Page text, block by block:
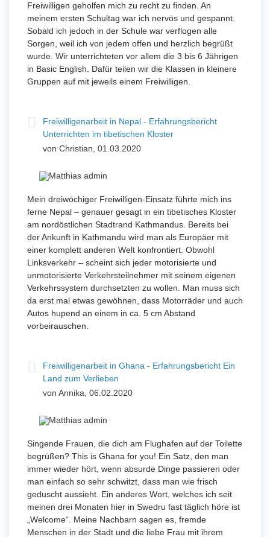
Freiwilligen geholfen mich zu recht zu finden. An
meinem ersten Schultag war ich nervös und gespannt.
Sobald ich jedoch in der Schule war verflogen alle
Sorgen, weil ich von jedem offen und herzlich begrüßt
wurde. Wir unterrichteten vor allem die 3 bis 6 Jährigen
in Basic English. Dafür teilen wir die Klassen in kleinere
Gruppen auf mit jeweils einem Freiwilligen.
Freiwilligenarbeit in Nepal - Erfahrungsbericht
Unterrichten im tibetischen Kloster
von Christian, 01.03.2020
Mein dreiwöchiger Freiwilligen-Einsatz führte mich ins
ferne Nepal – genauer gesagt in ein tibetisches Kloster
am nordöstlichen Stadtrand Kathmandus. Bereits bei
der Ankunft in Kathmandu wird man als Europäer mit
einer komplett anderen Welt konfrontiert. Obwohl
Linksverkehr – scheint sich jeder motorisierte und
unmotorisierte Verkehrsteilnehmer mit seinem eigenen
Verkehrssystem durchsetzten zu wollen. Man muss sich
da erst mal etwas gewöhnen, dass Motorräder und auch
Autos hupend an einem in ca. 5 cm Abstand
vorbeirauschen.
Freiwilligenarbeit in Ghana - Erfahrungsbericht Ein
Land zum Verlieben
von Annika, 06.02.2020
Singende Frauen, die dich am Flughafen auf der Toilette
begrüßen? This is Ghana for you! Ein Satz, den man
immer wieder hört, wenn absurde Dinge passieren oder
man einfach so sehr schwitzt, dass man wie frisch
geduscht aussieht. Ein anderes Wort, welches ich seit
meinen drei Monaten hier in Swedru fast täglich höre ist
„Welcome“. Meine Nachbarn sagen es, fremde
Menschen in der Stadt und die liebe Frau mit ihrem